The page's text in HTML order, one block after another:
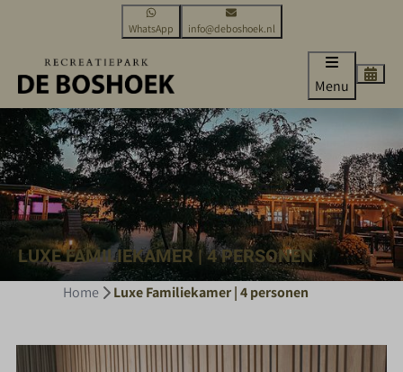
WhatsApp info@deboshoek.nl
Menu
LUXE FAMILIEKAMER | 4 PERSONEN
Home Luxe Familiekamer | 4 personen